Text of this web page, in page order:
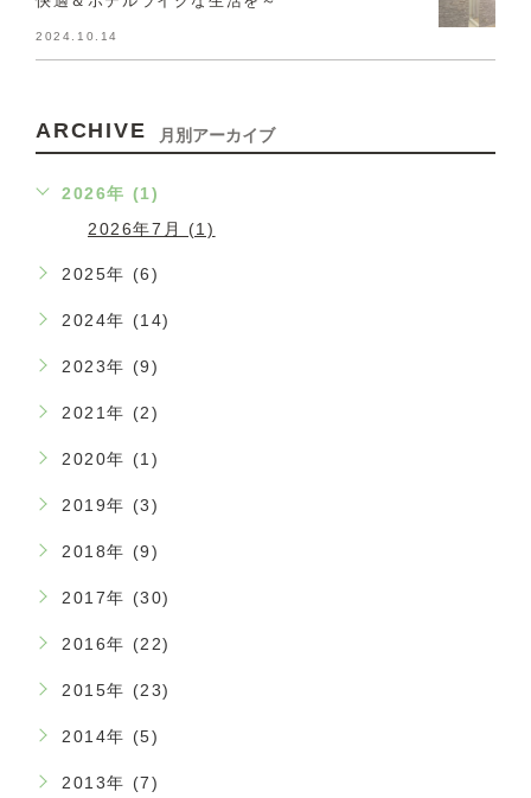
2024.10.14
ARCHIVE 月別アーカイブ
2026年 (1)
2026年7月 (1)
2025年 (6)
2024年 (14)
2023年 (9)
2021年 (2)
2020年 (1)
2019年 (3)
2018年 (9)
2017年 (30)
2016年 (22)
2015年 (23)
2014年 (5)
2013年 (7)